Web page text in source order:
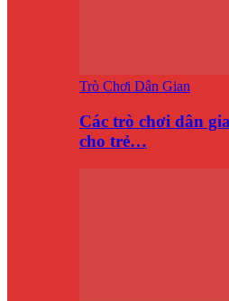
Trò Chơi Dân Gian
Các trò chơi dân
cho trẻ…